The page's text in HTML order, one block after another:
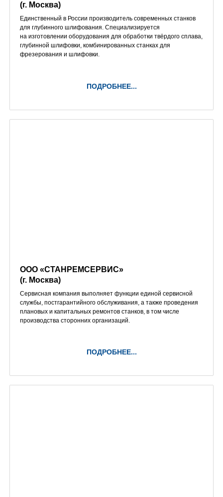
(г. Москва)
Единственный в России производитель современных станков
для глубинного шлифования. Специализируется
на изготовлении оборудования для обработки твёрдого сплава,
глубинной шлифовки, комбинированных станках для
фрезерования и шлифовки.
ПОДРОБНЕЕ...
ООО «СТАНРЕМСЕРВИС»
(г. Москва)
Сервисная компания выполняет функции единой сервисной
службы, постгарантийного обслуживания, а также проведения
плановых и капитальных ремонтов станков, в том числе
производства сторонних организаций.
ПОДРОБНЕЕ...